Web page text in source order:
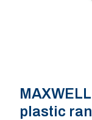
plastic